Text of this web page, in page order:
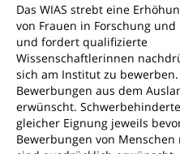
Das WIAS strebt eine
von Frauen in Forschung und
und fordert qualifizierte
Wissenschaftlerinnen
sich am Institut zu bewerben.
Bewerbungen aus dem
erwünscht.
gleicher Eignung jeweils
Bewerbungen von